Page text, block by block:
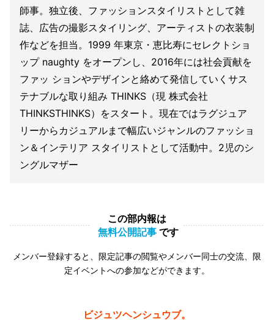
師事。独立後、ファッションスタイリストとして雑
誌、広告の撮影スタイリング、アーティストの衣装制
作などを担当。1999 年東京・恵比寿にセレクトショ
ップ naughty をオープンし、2016年には社会貢献を
ファッ ションやデザインと絡めて発信していくサス
テナブルな取り組み THINKS（現 株式会社
THINKSTHINKS）をスタート。現在ではラグジュア
リーからカジュアルまで幅広いジャンルのファッショ
ン＆インテリア スタイリストとして活動中。2児のシ
ングルマザー
この部内報は
無料公開記事 です
メンバー登録すると、限定記事の閲覧やメンバー同士の交流、限
定イベントへの参加などができます。
ビジュツヘンシュウブ。